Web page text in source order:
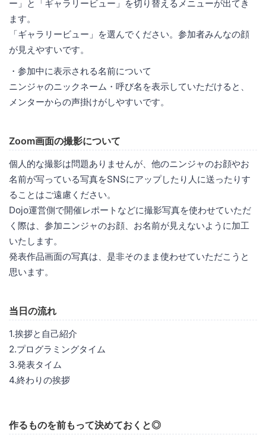
ー」と「ギャラリービュー」を切り替えるメニューが出てき
ます。
「ギャラリービュー」を選んでください。参加者みんなの顔
が見えやすいです。
・参加中に表示される名前について
ニンジャのニックネーム・呼び名を表示していただけると、
メンターからの声掛けがしやすいです。
Zoom画面の撮影について
個人的な撮影は問題ありませんが、他のニンジャのお顔やお
名前が写っている写真をSNSにアップしたり人に送ったりす
ることはご遠慮ください。
Dojo運営側で開催レポートなどに撮影写真を使わせていただ
く際は、参加ニンジャのお顔、お名前が見えないように加工
いたします。
発表作品画面の写真は、是非そのまま使わせていただこうと
思います。
当日の流れ
1.挨拶と自己紹介
2.プログラミングタイム
3.発表タイム
4.終わりの挨拶
作るものを前もって決めておくと◎